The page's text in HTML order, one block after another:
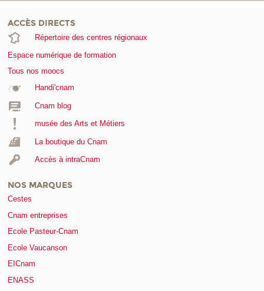
ACCÈS DIRECTS
Répertoire des centres régionaux
Espace numérique de formation
Tous nos moocs
Handi'cnam
Cnam blog
musée des Arts et Métiers
La boutique du Cnam
Accès à intraCnam
NOS MARQUES
Cestes
Cnam entreprises
Ecole Pasteur-Cnam
Ecole Vaucanson
EICnam
ENASS